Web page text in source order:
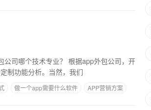
？ 根据app外包公司，开
制功能分析。当然，我们
做一个app需要什么软件 APP营销方案